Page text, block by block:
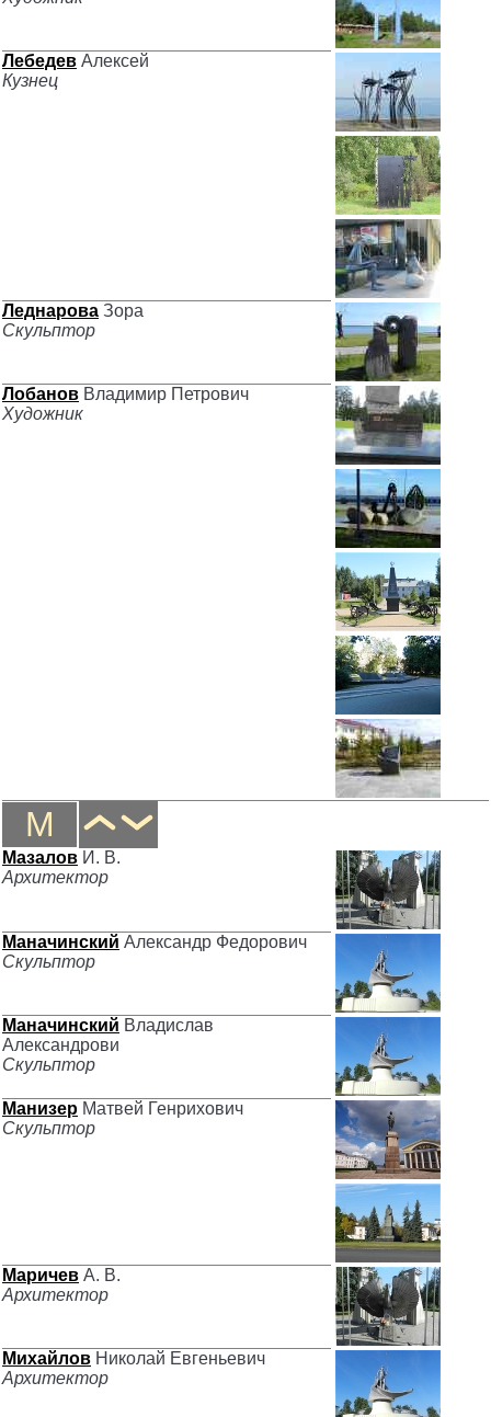
Лебедев Алексей
Кузнец
Леднарова Зора
Скульптор
Лобанов Владимир Петрович
Художник
М
Мазалов И. В.
Архитектор
Маначинский Александр Федорович
Скульптор
Маначинский Владислав
Александрови
Скульптор
Манизер Матвей Генрихович
Скульптор
Маричев А. В.
Архитектор
Михайлов Николай Евгеньевич
Архитектор